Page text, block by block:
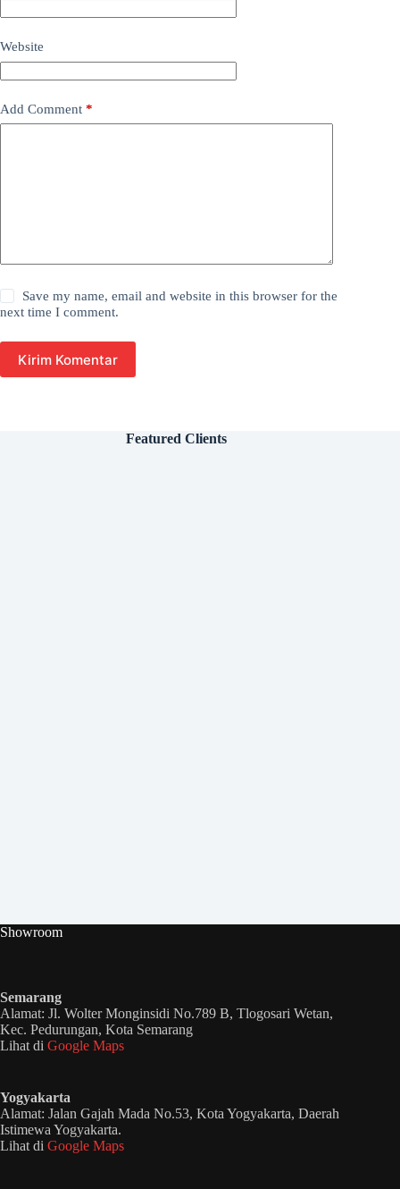
Website
Add Comment *
Save my name, email and website in this browser for the
next time I comment.
Kirim Komentar
Featured Clients
Showroom
Semarang
Alamat: Jl. Wolter Monginsidi No.789 B, Tlogosari Wetan,
Kec. Pedurungan, Kota Semarang
Lihat di Google Maps
Yogyakarta
Alamat: Jalan Gajah Mada No.53, Kota Yogyakarta, Daerah
Istimewa Yogyakarta.
Lihat di Google Maps